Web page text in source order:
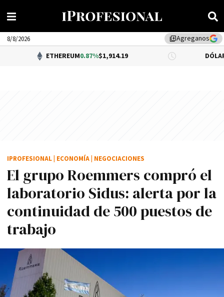
library_addAgreganos
8/8/2026
ETHEREUM0.87%$1,914.19 DÓLAR BNA 0.34%
El grupo Roemmers compró el
laboratorio Sidus: alerta por la
continuidad de 500 puestos de
trabajo
IPROFESIONAL ECONOMÍA NEGOCIACIONES